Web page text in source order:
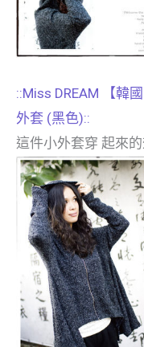
::Miss DREAM 【韓
外套 (黑色)::
這件小外套穿 起來